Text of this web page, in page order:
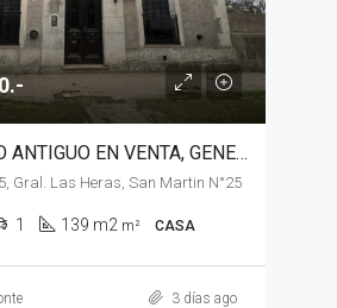
CASA ESTILO ANTIGUO EN VENTA, GENERAL LAS HERAS
Gral. Las Heras, San Martin N°25
1 139 m2 m² CASA
3 días ago